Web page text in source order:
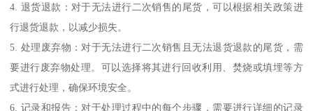
4. 退货退款：对于无法进行二次销售的尾货，可以根据相关政策进
行退货退款，以减少损失。
5. 处理废弃物：对于无法进行二次销售且无法退货退款的尾货，需
要进行废弃物处理。可以选择将其进行回收利用、焚烧或填埋等方
式进行处理，确保环境安全。
6. 记录和报告：对于处理过程中的每个步骤，需要进行详细的记录